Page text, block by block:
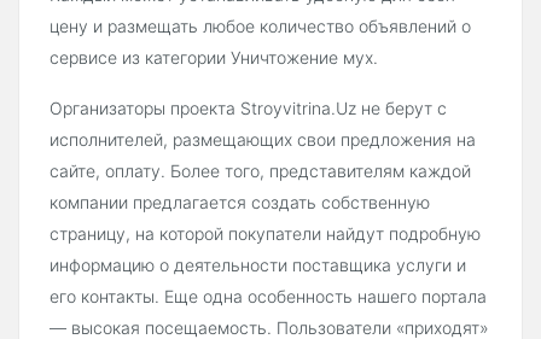
цену и размещать любое количество объявлений о
сервисе из категории Уничтожение мух.
Организаторы проекта Stroyvitrina.Uz не берут с
исполнителей, размещающих свои предложения на
сайте, оплату. Более того, представителям каждой
компании предлагается создать собственную
страницу, на которой покупатели найдут подробную
информацию о деятельности поставщика услуги и
его контакты. Еще одна особенность нашего портала
— высокая посещаемость. Пользователи «приходят»